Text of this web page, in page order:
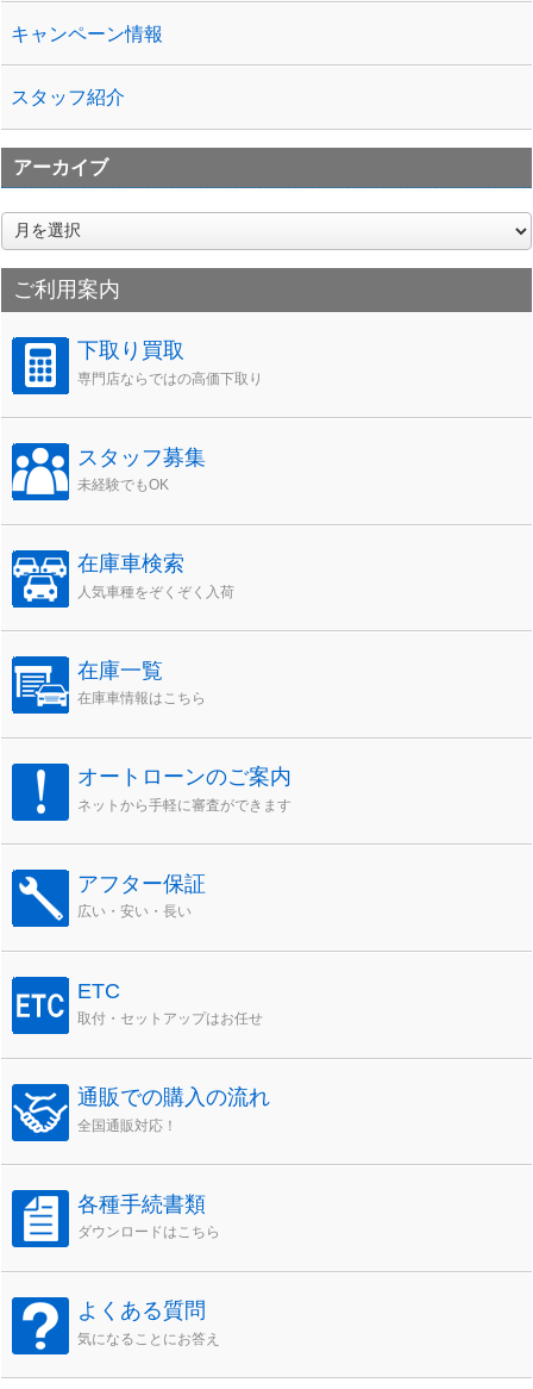
キャンペーン情報
スタッフ紹介
アーカイブ
ア
ー
カ
イ
ブ
ご利用案内
下取り買取
専門店ならではの高価下取り
スタッフ募集
未経験でもOK
在庫車検索
人気車種をぞくぞく入荷
在庫一覧
在庫車情報はこちら
オートローンのご案内
ネットから手軽に審査ができます
アフター保証
広い・安い・長い
ETC
取付・セットアップはお任せ
通販での購入の流れ
全国通販対応！
各種手続書類
ダウンロードはこちら
よくある質問
気になることにお答え